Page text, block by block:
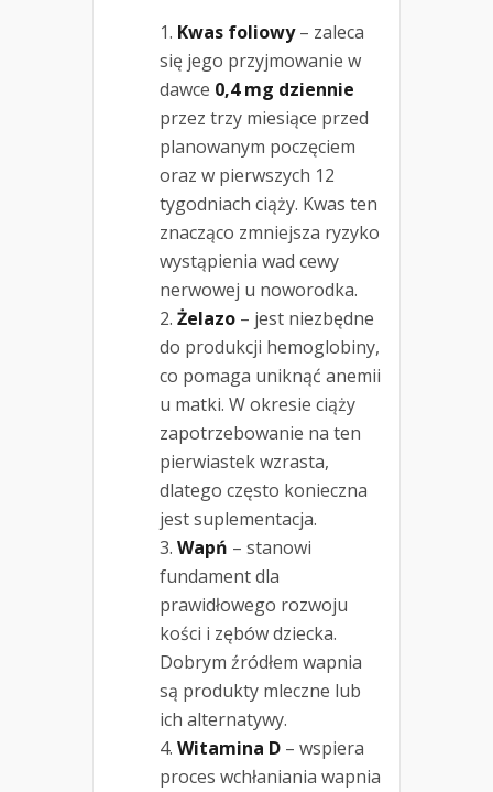
Kwas foliowy– zaleca
się jego przyjmowanie w
dawce 0,4 mg dziennie
przez trzy miesiące przed
planowanym poczęciem
oraz w pierwszych 12
tygodniach ciąży. Kwas ten
znacząco zmniejsza ryzyko
wystąpienia wad cewy
nerwowej u noworodka.
Żelazo – jest niezbędne
do produkcji hemoglobiny,
co pomaga uniknąć anemii
u matki. W okresie ciąży
zapotrzebowanie na ten
pierwiastek wzrasta,
dlatego często konieczna
jest suplementacja.
Wapń – stanowi
fundament dla
prawidłowego rozwoju
kości i zębów dziecka.
Dobrym źródłem wapnia
są produkty mleczne lub
ich alternatywy.
Witamina D – wspiera
proces wchłaniania wapnia